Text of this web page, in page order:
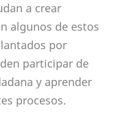
a crear
algunos de estos
por
participar de
y aprender
procesos.